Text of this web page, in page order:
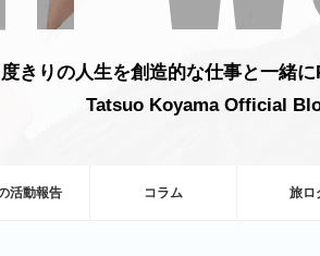
度きりの人生を創造的な仕事と一緒に
Tatsuo Koyama Official
活動報告 コラム 旅ロ